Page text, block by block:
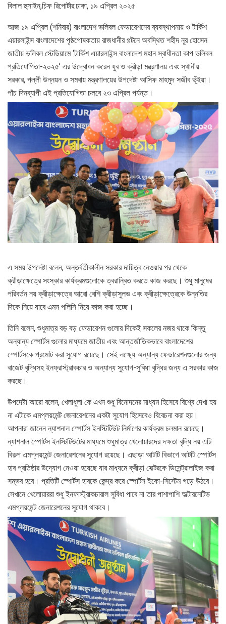
বিলাল হুসাইন,চিফ রিপোর্টার:ঢাকা, ১৯ এপ্রিল ২০২৫
আজ ১৯ এপ্রিল (শনিবার) বাংলাদেশ ভলিবল ফেডারেশনের ব্যবস্থাপনায় ও টার্কিশ
এয়ারলাইন্স বাংলাদেশের পৃষ্ঠপোষকতায় রাজধানীর পল্টনে অবস্থিত শহীদ নূর হোসেন
জাতীয় ভলিবল স্টেডিয়ামে ‘টার্কিশ এয়ারলাইন্স বাংলাদেশ মহান স্বাধীনতা কাপ ভলিবল
প্রতিযোগিতা-২০২৫’ এর উদ্বোধন করেন যুব ও ক্রীড়া মন্ত্রণালয় এবং স্থানীয়
সরকার, পল্লী উন্নয়ন ও সমবায় মন্ত্রণালয়ের উপদেষ্টা আসিফ মাহমুদ সজীব ভূঁইয়া।
পাঁচ দিনব্যাপী এই প্রতিযোগিতা চলবে ২৩ এপ্রিল পর্যন্ত।
এ সময় উপদেষ্টা বলেন, অন্তর্বর্তীকালীন সরকার দায়িত্ব নেওয়ার পর থেকে
ক্রীড়াক্ষেত্রে সংস্কার কার্যক্রমগুলোকে ত্বরান্বিত করতে কাজ করছে। শুধু মানুষের
পরিবর্তন নয় ক্রীড়াক্ষেত্রে আরো বেশি ক্রীড়াসুলভ এবং ক্রীড়াক্ষেত্রেকে উন্নতির
দিকে নিয়ে যাবে এমন পলিসি নিয়ে কাজ করা হচ্ছে।
তিনি বলেন, শুধুমাত্র বড় বড় ফেডারেশন গুলোর দিকেই সকলের নজর থাকে কিন্তু
অন্যান্য স্পোর্টস গুলোর মাধ্যমে জাতীয় এবং আন্তর্জাতিকভাবে বাংলাদেশের
স্পোর্টসকে প্রমোট করা সুযোগ রয়েছে। সেই লক্ষ্যে অন্যান্য ফেডারেশনগুলোর জন্য
বাজেট বৃদ্ধিসহ ইনফ্রাস্ট্রাকচার ও অন্যান্য সুযোগ-সুবিধা বৃদ্ধির জন্য এ সরকার কাজ
করছে।
উপদেষ্টা আরো বলেন, খেলাধুলা কে এখন শুধু বিনোদনের মাধ্যম হিসেবে বিশ্বে দেখা হয়
না এটাকে এমপ্লয়মেন্ট জেনারেশনের একটা সুযোগ হিসেবেও বিবেচনা করা হয়।
আপনারা জানেন ন্যাশনাল স্পোর্টস ইনস্টিটিউট নির্মাণের কার্যক্রম চলমান রয়েছে।
ন্যাশনাল স্পোর্টস ইনস্টিটিউটের মাধ্যমে শুধুমাত্র খেলোয়ারদের দক্ষতা বৃদ্ধি নয় এটি
বিকল্প এমপ্লয়মেন্ট জেনারেশনের সুযোগ রয়েছে। এছাড়া আটটি বিভাগে আটটি স্পোর্টস
হাব প্রতিষ্ঠার উদ্যোগ নেওয়া হয়েছে যার মাধ্যমে ক্রীড়া সেক্টরকে ডিসেন্ট্রালাইজ করা
সম্ভব হবে। প্রতিটি স্পোর্টস হাবকে কেন্দ্র করে স্পোর্টস ইকো-সিস্টেম গড়ে উঠবে।
সেখানে খেলোয়াররা শুধু ইনফাস্ট্রাকচারাল সুবিধা পাবে না তার পাশাপাশি অল্টারনেটিভ
এমপ্লয়মেন্ট জেনারেশনের সুযোগ থাকবে।